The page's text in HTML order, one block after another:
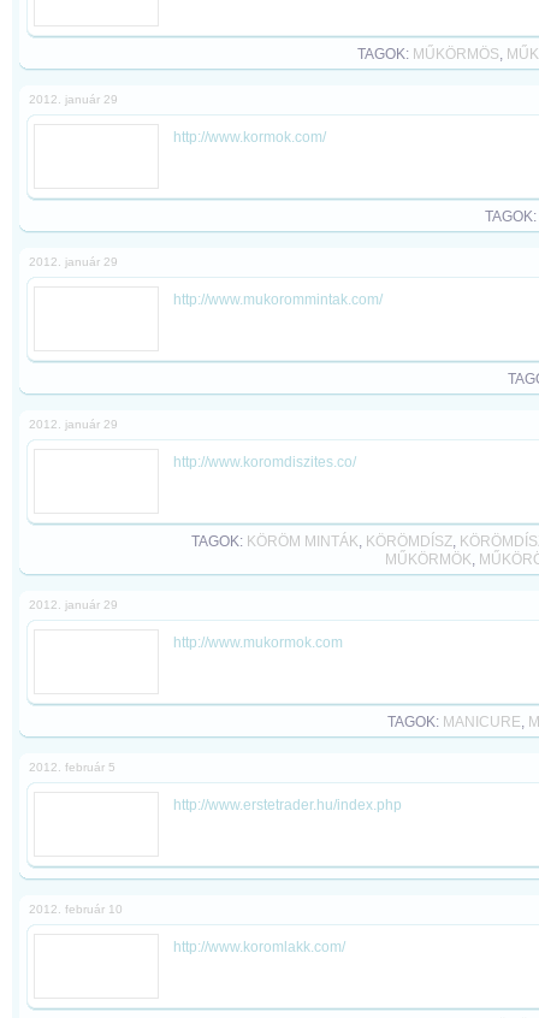
TAGOK: MŰKÖRMÖS,
2012. január 29
http://www.kormok.com/
TAGOK:
2012. január 29
http://www.mukorommintak.com/
2012. január 29
http://www.koromdiszites.co/
TAGOK: KÖRÖM MINTÁK, KÖRÖMDÍSZ,
MŰKÖRMÖK,
2012. január 29
http://www.mukormok.com
TAGOK: MANICURE,
2012. február 5
http://www.erstetrader.hu/index.php
2012. február 10
http://www.koromlakk.com/